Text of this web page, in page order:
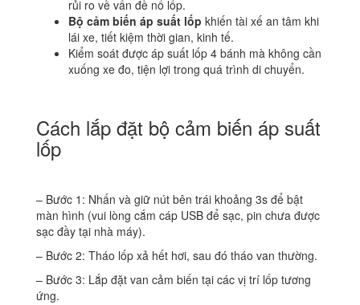
rủi ro về vấn đề nổ lốp.
Bộ cảm biến áp suất lốp khiến tài xế an tâm khi
lái xe, tiết kiệm thời gian, kinh tế.
Kiểm soát được áp suất lốp 4 bánh mà không cần
xuống xe đo, tiện lợi trong quá trình di chuyển.
Cách lắp đặt bộ cảm biến áp suất
lốp
– Bước 1: Nhấn và giữ nút bên trái khoảng 3s để bật
màn hình (vui lòng cắm cáp USB để sạc, pin chưa được
sạc đầy tại nhà máy).
– Bước 2: Tháo lốp xả hết hơi, sau đó tháo van thường.
– Bước 3: Lắp đặt van cảm biến tại các vị trí lốp tương
ứng.